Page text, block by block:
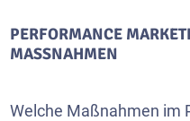
PERFORMANCE
MASSNAHMEN
Welche Maßnahmen im